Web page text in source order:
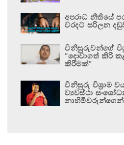
අපරාධ නීතියේ
වරදට සරිලන
විනිසුරුවන්ගේ
“දොවාගත් කිරි
කිරීමක්”
විනිසුරු විශ්‍රාම
ව්‍යවස්ථා